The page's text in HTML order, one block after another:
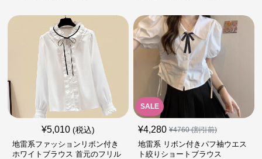
¥5,010 (税込)
地雷系ファッションリボン付き
ホワイトブラウス 首元のフリル
SALE
¥4,280 ¥4760(割引前)
地雷系 リボン付きパフ袖ウエス
ト絞りショートブラウス